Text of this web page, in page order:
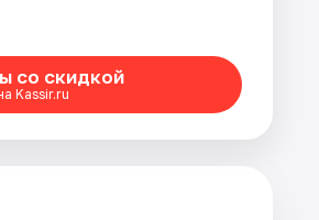
со скидкой
Kassir.ru